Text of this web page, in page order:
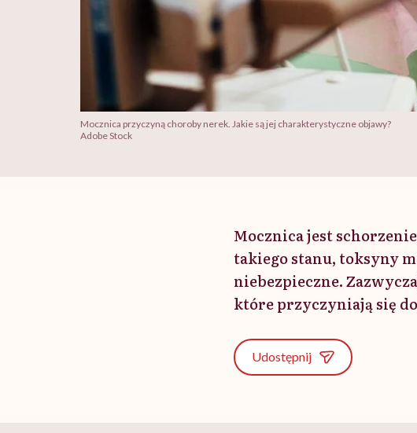
Mocznica przyczyną choroby nerek. Jakie są jej charakterystyczne objawy?
Adobe Stock
Mocznica jest
takiego stanu, toksyny
niebezpieczne.
które przyczyniają się
Udostępnij